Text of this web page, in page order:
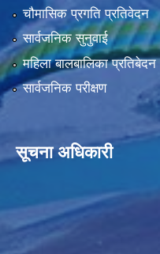
चौमासिक प्रगति प्रतिवेदन
सार्वजनिक सुनुवाई
महिला बालबालिका प्रतिबेदन
सार्वजनिक परीक्षण
सूचना अधिकारी